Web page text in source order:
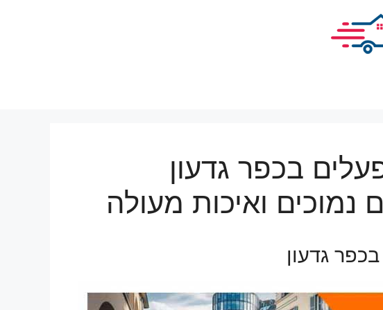
בכפר גדעון
נמוכים ואיכות מעולה
גדעון